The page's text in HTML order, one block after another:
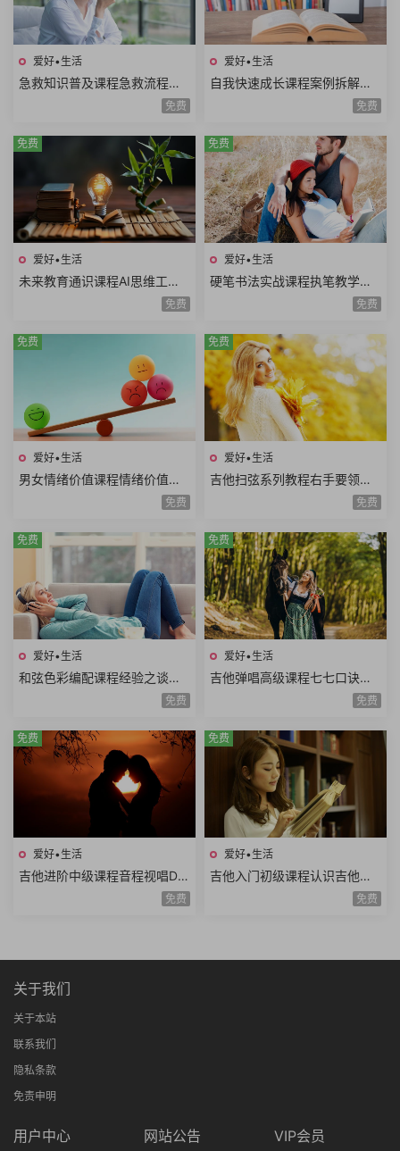
爱好•生活
急救知识普及课程急救流程心
肺复苏哮喘发作止血包扎急性
免费
爱好•生活
自我快速成长课程案例拆解职
场学习生活场景高效成长方法
免费
爱好•生活
未来教育通识课程AI思维工程
思维系统思维美学思维熵增思
维哲学思维概率思维51课时
免费
免费
爱好•生活
硬笔书法实战课程执笔教学基
本笔画偏旁部首间架结构例字
免费
免费
爱好•生活
男女情绪价值课程情绪价值需
求情绪价值类型情绪价值实例
免费
免费
爱好•生活
吉他扫弦系列教程右手要领变
速练习右手切音左手切音组合
免费
免费
爱好•生活
和弦色彩编配课程经验之谈伴
奏方法高级和弦编曲解析扒谱
免费
免费
爱好•生活
吉他弹唱高级课程七七口诀音
程推算简谱视唱和弦构成音阶
免费
免费
爱好•生活
吉他进阶中级课程音程视唱D调
和弦靠弦练习扫弦基础强五和
免费
免费
爱好•生活
吉他入门初级课程认识吉他调
音调弦E调音阶弹唱练习基础乐
免费
免费
关于我们
关于本站
联系我们
隐私条款
免责申明
用户中心 网站公告 VIP会员